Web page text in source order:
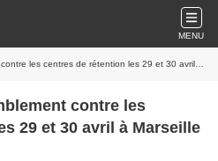
MENU
les centres de rétention les 29 et 30 avril à Marseille
contre les
29 et 30 avril à Marseille